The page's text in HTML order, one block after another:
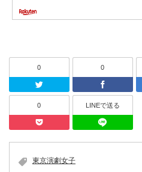
0
Twitter
0
0
Pocket
LINEで送る
東京演劇女子